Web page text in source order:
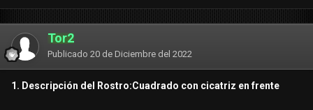
Tor2
Publicado 20 de Diciembre del 2022
1. Descripción del Rostro:Cuadrado con cicatriz en frente